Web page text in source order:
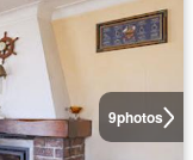
9photos